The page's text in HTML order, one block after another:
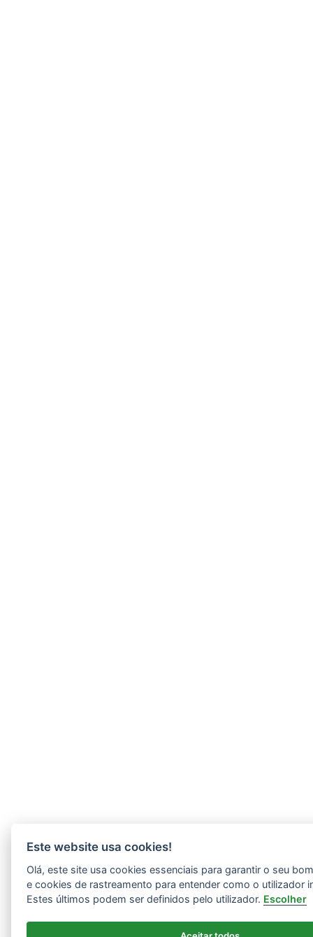
Este website usa cookies!
Olá, este site usa cookies essenciais para garantir o seu
e cookies de rastreamento para entender como o utilizador
Estes últimos podem ser definidos pelo utilizador. Escolher